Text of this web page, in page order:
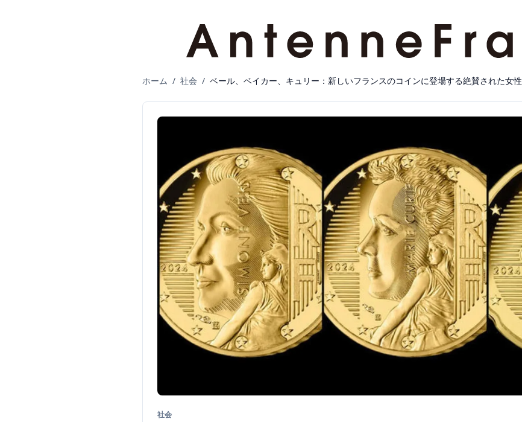
ホーム / 社会 / ベール、ベイカー、キュリー：新しいフランスのコインに登場する絶賛された女性
社会